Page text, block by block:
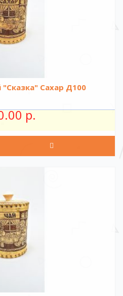
"Сказка" Сахар Д100
р.